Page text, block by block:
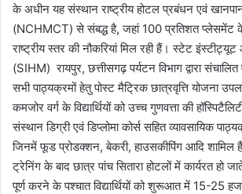
के अधीन यह संस्थान राष्ट्रीय होटल प्रबंधन एवं खानपान
(NCHMCT) से संबद्ध है, जहां 100 प्रतिशत प्लेसमेंट
राष्ट्रीय स्तर की नौकरियां मिल रही हैं। स्टेट
(SIHM) रायपुर, छत्तीसगढ़ पर्यटन विभाग द्वारा
सभी पाठ्यक्रमों हेतु पोस्ट मैट्रिक छात्रवृत्ति योजना
कमजोर वर्ग के विद्यार्थियों को उच्च गुणवत्ता की
संस्थान डिग्री एवं डिप्लोमा कोर्स सहित व्यावसायिक
जिनमें फूड प्रोडक्शन, बेकरी, हाउसकीपिंग आदि शामिल
ट्रेनिंग के बाद छात्र पांच सितारा होटलों में कार्यरत हो
पूर्ण करने के पश्चात विद्यार्थियों को शुरूआत में 15-25